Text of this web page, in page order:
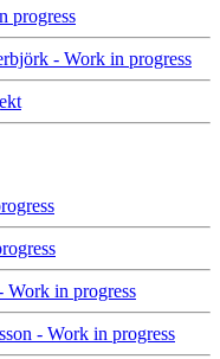
progress
- Work in progress
Work in progress
- Work in progress